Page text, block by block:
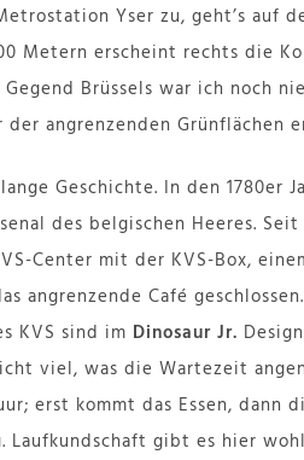
Yser zu, geht’s auf
Metern erscheint rechts die
Brüssels war ich noch
angrenzenden Grünflächen
Geschichte. In den 1780er
des belgischen Heeres.
Center mit der KVS-Box,
angrenzende Café
KVS sind im Dinosaur Jr.
viel, was die Wartezeit
erst kommt das Essen, dann
gibt es hier